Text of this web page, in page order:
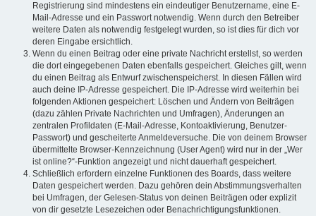
Registrierung sind mindestens ein eindeutiger Benutzername, eine E-
Mail-Adresse und ein Passwort notwendig. Wenn durch den Betreiber
weitere Daten als notwendig festgelegt wurden, so ist dies für dich vor
deren Eingabe ersichtlich.
Wenn du einen Beitrag oder eine private Nachricht erstellst, so werden
die dort eingegebenen Daten ebenfalls gespeichert. Gleiches gilt, wenn
du einen Beitrag als Entwurf zwischenspeicherst. In diesen Fällen wird
auch deine IP-Adresse gespeichert. Die IP-Adresse wird weiterhin bei
folgenden Aktionen gespeichert: Löschen und Ändern von Beiträgen
(dazu zählen Private Nachrichten und Umfragen), Änderungen an
zentralen Profildaten (E-Mail-Adresse, Kontoaktivierung, Benutzer-
Passwort) und gescheiterte Anmeldeversuche. Die von deinem Browser
übermittelte Browser-Kennzeichnung (User Agent) wird nur in der „Wer
ist online?“-Funktion angezeigt und nicht dauerhaft gespeichert.
Schließlich erfordern einzelne Funktionen des Boards, dass weitere
Daten gespeichert werden. Dazu gehören dein Abstimmungsverhalten
bei Umfragen, der Gelesen-Status von deinen Beiträgen oder explizit
von dir gesetzte Lesezeichen oder Benachrichtigungsfunktionen.